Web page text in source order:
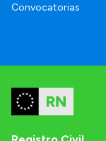
Convocatorias